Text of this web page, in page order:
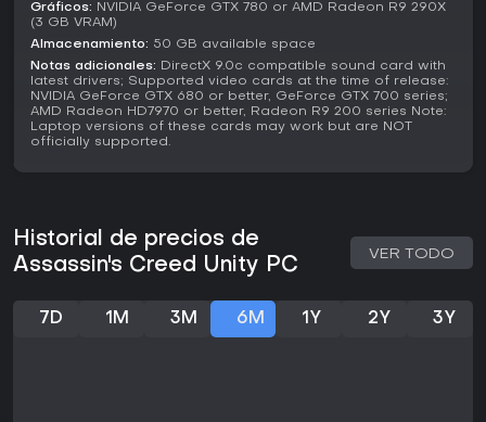
histórica con fuerte énfasis en exploración y sigilo, Unity
sigue siendo una opción sólida. Sus funciones co-op
aumentan el replay value, y el París detallado seduce a los
aficionados a la historia. Si buscas un rendimiento pulido y
no te importa un juego de 2014, vale la pena probarlo, más
aún con las mejoras recientes.
Gráficos: NVIDIA GeForce GTX 780 or AMD Radeon R9 290X
(3 GB VRAM)
Almacenamiento: 50 GB available space
Notas adicionales: DirectX 9.0c compatible sound card with
latest drivers; Supported video cards at the time of release:
NVIDIA GeForce GTX 680 or better, GeForce GTX 700 series;
AMD Radeon HD7970 or better, Radeon R9 200 series Note:
Laptop versions of these cards may work but are NOT
officially supported.
Historial de precios de
Assassin's Creed Unity PC
VER TODO
7D 1M 3M 6M 1Y 2Y 3Y